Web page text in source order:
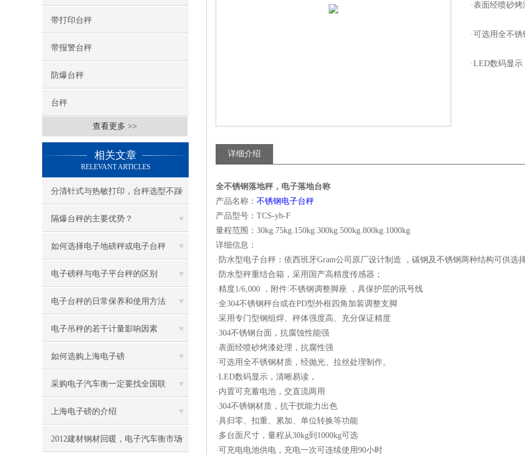
带打印台秤
带报警台秤
防爆台秤
台秤
查看更多 >>
相关文章
RELEVANT ARTICLES
分清针式与热敏打印，台秤选型不踩
坑
隔爆台秤的主要优势？
如何选择电子地磅秤或电子台秤
电子磅秤与电子平台秤的区别
电子台秤的日常保养和使用方法
电子吊秤的若干计量影响因素
如何选购上海电子磅
采购电子汽车衡一定要找全国联
保！！！
上海电子磅的介绍
2012建材钢材回暖，电子汽车衡市场
·表面经喷砂
·可选用全不
·LED数码显
详细介绍
全不锈钢落地秤，电子落地台称
产品名称： 不锈钢电子台秤
产品型号：TCS-yh-F
量程范围：30kg.75kg.150kg.300kg.500kg.800kg.1000kg
详细信息：
·防水型电子台秤：依西班牙Gram公司原厂设计制造 ，碳钢及不锈钢两种结构可供选
·防水型秤重结合箱，采用国产高精度传感器；
·精度1/6,000 ，附件:不锈钢调整脚座 ，具保护层的讯号线
·全304不锈钢秤台或在PD型外框四角加装调整支脚
·采用专门型钢组焊、秤体强度高、充分保证精度
·304不锈钢台面，抗腐蚀性能强
·表面经喷砂烤漆处理，抗腐性强
·可选用全不锈钢材质，经抛光、拉丝处理制作。
·LED数码显示，清晰易读，
·内置可充蓄电池，交直流两用
·304不锈钢材质，抗干扰能力出色
·具归零、扣重、累加、单位转换等功能
·多台面尺寸，量程从30kg到1000kg可选
·可充电电池供电，充电一次可连续使用90小时